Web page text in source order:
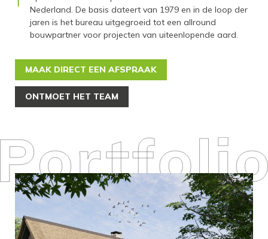
Nederland. De basis dateert van 1979 en in de loop der
jaren is het bureau uitgegroeid tot een allround
bouwpartner voor projecten van uiteenlopende aard.
MAAK DIRECT EEN AFSPRAAK
ONTMOET HET TEAM